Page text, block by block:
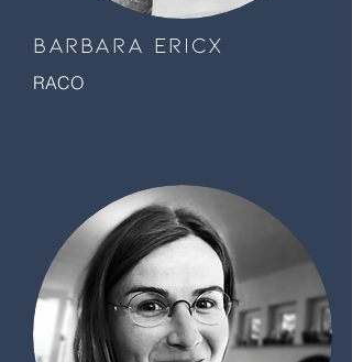
Barbara ericx
RACO